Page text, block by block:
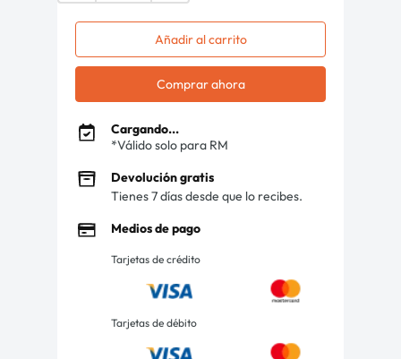
Añadir al carrito
Comprar ahora
Cargando...
*Válido solo para RM
Devolución gratis
Tienes 7 días desde que lo recibes.
Medios de pago
Tarjetas de crédito
Tarjetas de débito